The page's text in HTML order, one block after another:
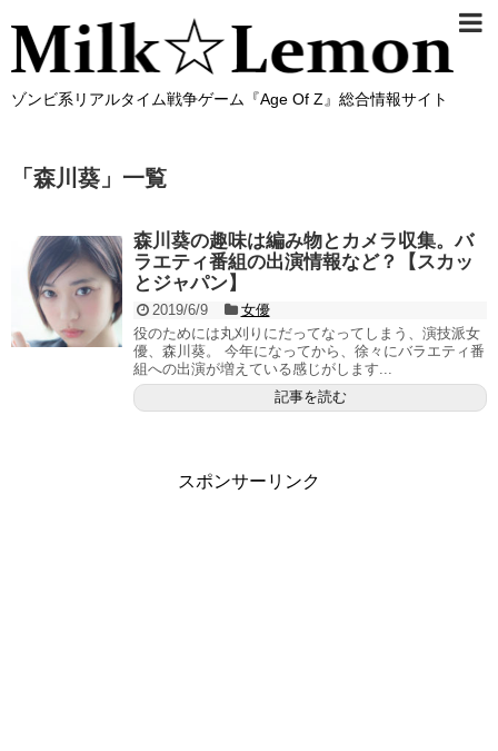
ゾンビ系リアルタイム戦争ゲーム『Age Of Z』総合情報サイト
「 森川葵 」 一覧
森川葵の趣味は編み物とカメラ収集。バ
ラエティ番組の出演情報など？【スカッ
とジャパン】
2019/6/9
女優
役のためには丸刈りにだってなってしまう、演技派女
優、森川葵。 今年になってから、徐々にバラエティ番
組への出演が増えている感じがします...
記事を読む
スポンサーリンク